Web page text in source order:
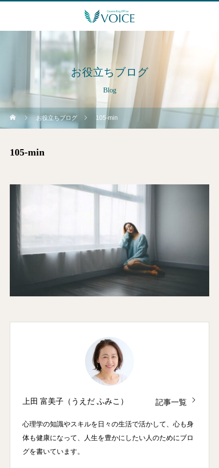
お役立ちブログ
Blog
お役立ちブログ 105-min
105-min
上田 富美子（うえだ ふみこ） 記事一覧
心理学の知識やスキルを日々の生活で活かして、心も身
体も健康になって、人生を豊かにしたい人のためにブロ
グを書いています。